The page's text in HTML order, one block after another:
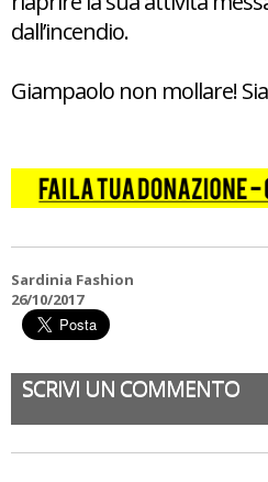
dall’incendio.
Giampaolo non mollare!
Sardinia Fashion
26/10/2017
SCRIVI UN COMMENTO